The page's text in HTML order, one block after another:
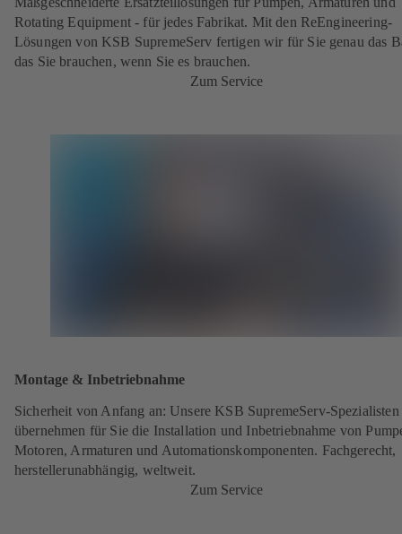
Rotating Equipment - für jedes Fabrikat. Mit den ReEngineering-
Lösungen von KSB SupremeServ fertigen wir für Sie genau das
das Sie brauchen, wenn Sie es brauchen.
Zum Service
Montage & Inbetriebnahme
Sicherheit von Anfang an: Unsere KSB SupremeServ-Spezialisten
übernehmen für Sie die Installation und Inbetriebnahme von
Motoren, Armaturen und Automationskomponenten. Fachgerecht,
herstellerunabhängig, weltweit.
Zum Service